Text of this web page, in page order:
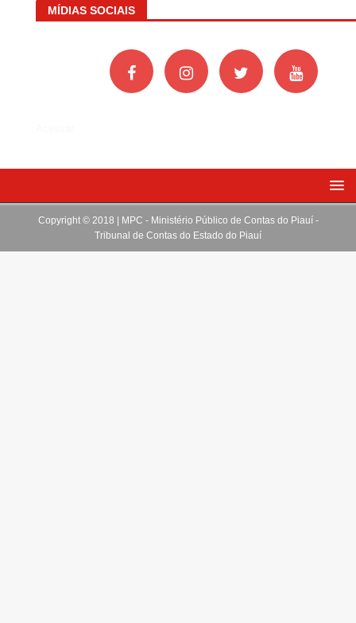
MÍDIAS SOCIAIS
Copyright © 2018 | MPC - Ministério Público de Contas do Piauí -
Tribunal de Contas do Estado do Piauí